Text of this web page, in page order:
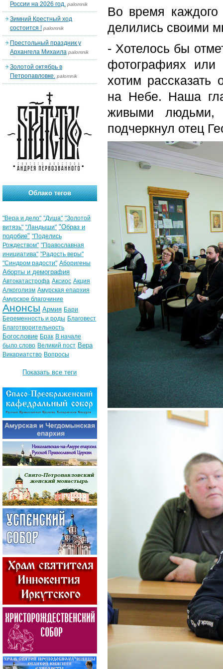
Во время
делились своими
- Хотелось бы
фотографиях или
хотим
на Небе. Наша
живыми людьми,
подчеркнул отец
России на 2026 год. palomnik
Зимний Крестный ход
состоится ! palomnik
Престольный праздник у
Архангела Михаила palomnik
Золотой октябрь в
Петропавловке. palomnik
Облако тегов
"Вера и дело" "Душа" "Золотой
витязь" "Ландыши" "Образ и
подобие" "Поделись
Рождеством" "Православная
инициатива" "Радость веры"
"Синдром радости" Аборигены
Аборты и демография
Автокатастрофа Аксиос Акция
Алкоголизм Амурская епархия
Амурское благочиние
Анонсы Армия Бари
Беременность и роды Благовест
Благотворительность
Богословие Брак В начале
было слово Великий пост Вера
Викариатство Вопросы
Показать все теги